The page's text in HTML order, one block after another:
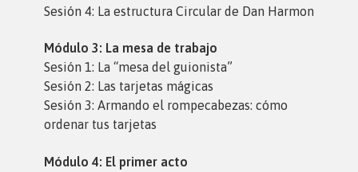
Sesión 4: La estructura Circular de Dan Harmon
Módulo 3: La mesa de trabajo
Sesión 1: La “mesa del guionista”
Sesión 2: Las tarjetas mágicas
Sesión 3: Armando el rompecabezas: cómo
ordenar tus tarjetas
Módulo 4: El primer acto